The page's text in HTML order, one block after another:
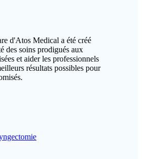
d'Atos Medical a été créé
des soins prodigués aux
et aider les professionnels
résultats possibles pour